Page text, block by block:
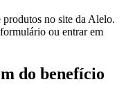
produtos no site da Alelo.
ou entrar em
do benefício